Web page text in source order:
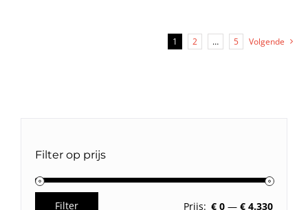
1 2 … 5 Volgende
Filter op prijs
Filter Prijs: € 0 — € 4.330